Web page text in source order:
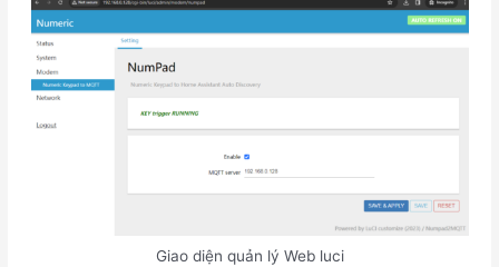
Giao diện quản lý Web luci